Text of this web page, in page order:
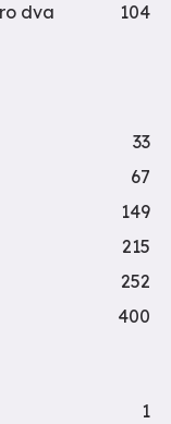
dva
104
33
67
149
215
252
400
1